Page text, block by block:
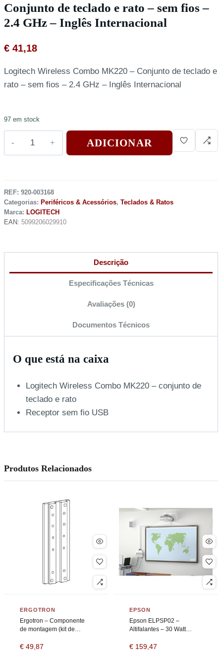
Conjunto de teclado e rato – sem fios –
2.4 GHz – Inglês Internacional
€ 41,18
Logitech Wireless Combo MK220 – Conjunto de teclado e
rato – sem fios – 2.4 GHz – Inglês Internacional
97 em stock
ADICIONAR
REF: 920-003168
Categorias: Periféricos & Acessórios, Teclados & Ratos
Marca: LOGITECH
EAN: 5099206029910
Descrição
Especificações Técnicas
Avaliações (0)
Documentos Técnicos
O que está na caixa
Logitech Wireless Combo MK220 – conjunto de
teclado e rato
Receptor sem fio USB
Produtos Relacionados
ERGOTRON
Ergotron – Componente
de montagem (kit de
calha)
€ 49,87
EPSON
Epson ELPSP02 –
Altifalantes – 30 Watt
€ 159,47